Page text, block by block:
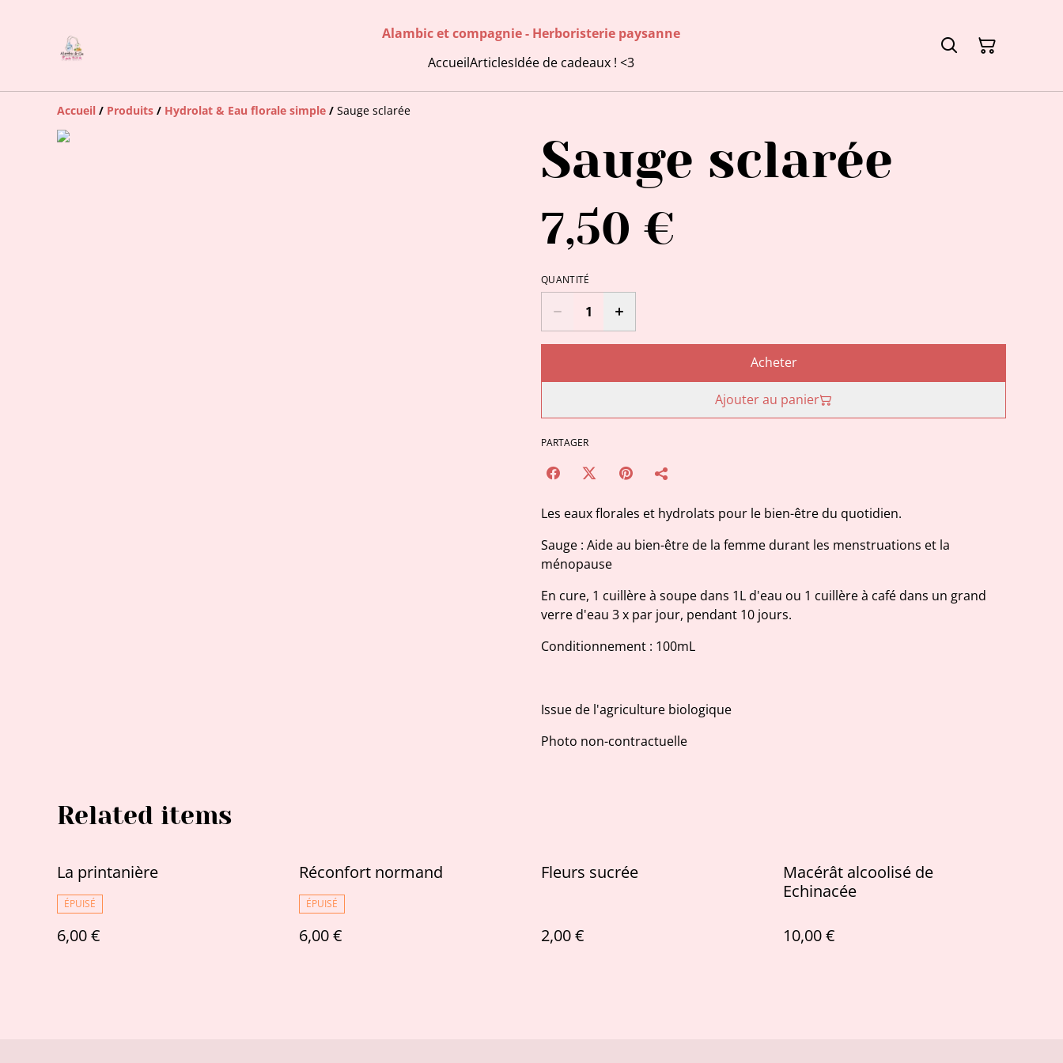
Alambic et compagnie - Herboristerie paysanne
AccueilArticlesIdée de cadeaux ! <3
Accueil / Produits / Hydrolat & Eau florale simple / Sauge sclarée
Sauge sclarée
7,50 €
QUANTITÉ
Acheter
Ajouter au panier
PARTAGER
Les eaux florales et hydrolats pour le bien-être du quotidien.
Sauge : Aide au bien-être de la femme durant les menstruations et la
ménopause
En cure, 1 cuillère à soupe dans 1L d'eau ou 1 cuillère à café dans un grand
verre d'eau 3 x par jour, pendant 10 jours.
Conditionnement : 100mL
Issue de l'agriculture biologique
Photo non-contractuelle
Related items
La printanière
ÉPUISÉ
6,00 €
Réconfort normand
ÉPUISÉ
6,00 €
Fleurs sucrée
2,00 €
Macérât alcoolisé de
Echinacée
10,00 €